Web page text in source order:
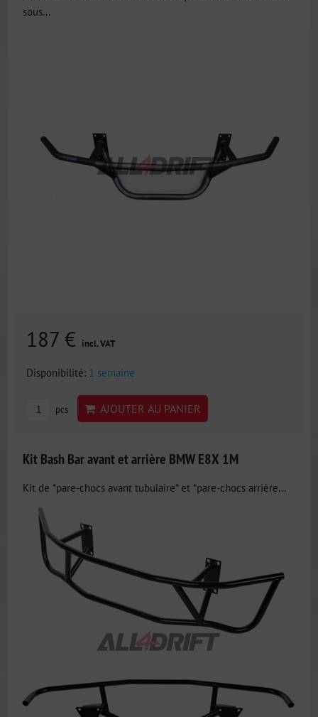
sous...
187 € incl. VAT
Disponibilité: 1 semaine
pcs AJOUTER AU PANIER
Kit Bash Bar avant et arrière BMW E8X 1M
Kit de *pare-chocs avant tubulaire* et *pare-chocs arrière...